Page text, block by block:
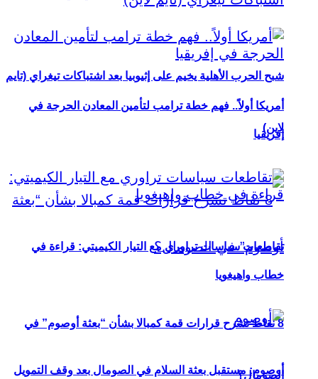
شبح الحرب الأهلية يخيم على إثيوبيا بعد اشتباكات تيغراي (تايم
لاين)
8 نقاط تشرح قرارات قمة كمبالا بشأن “بعثة أوصوم” في
الصومال؟
أمريكا أولاً.. فهم خطة ترامب لتأمين المعادن الحرجة في
إفريقيا
تقاطعات سياسات تراوري مع التيار الكيميتي: قراءة في
خطاب واهيغويا
أوصوم: مستقبل بعثة السلام في الصومال بعد وقف التمويل